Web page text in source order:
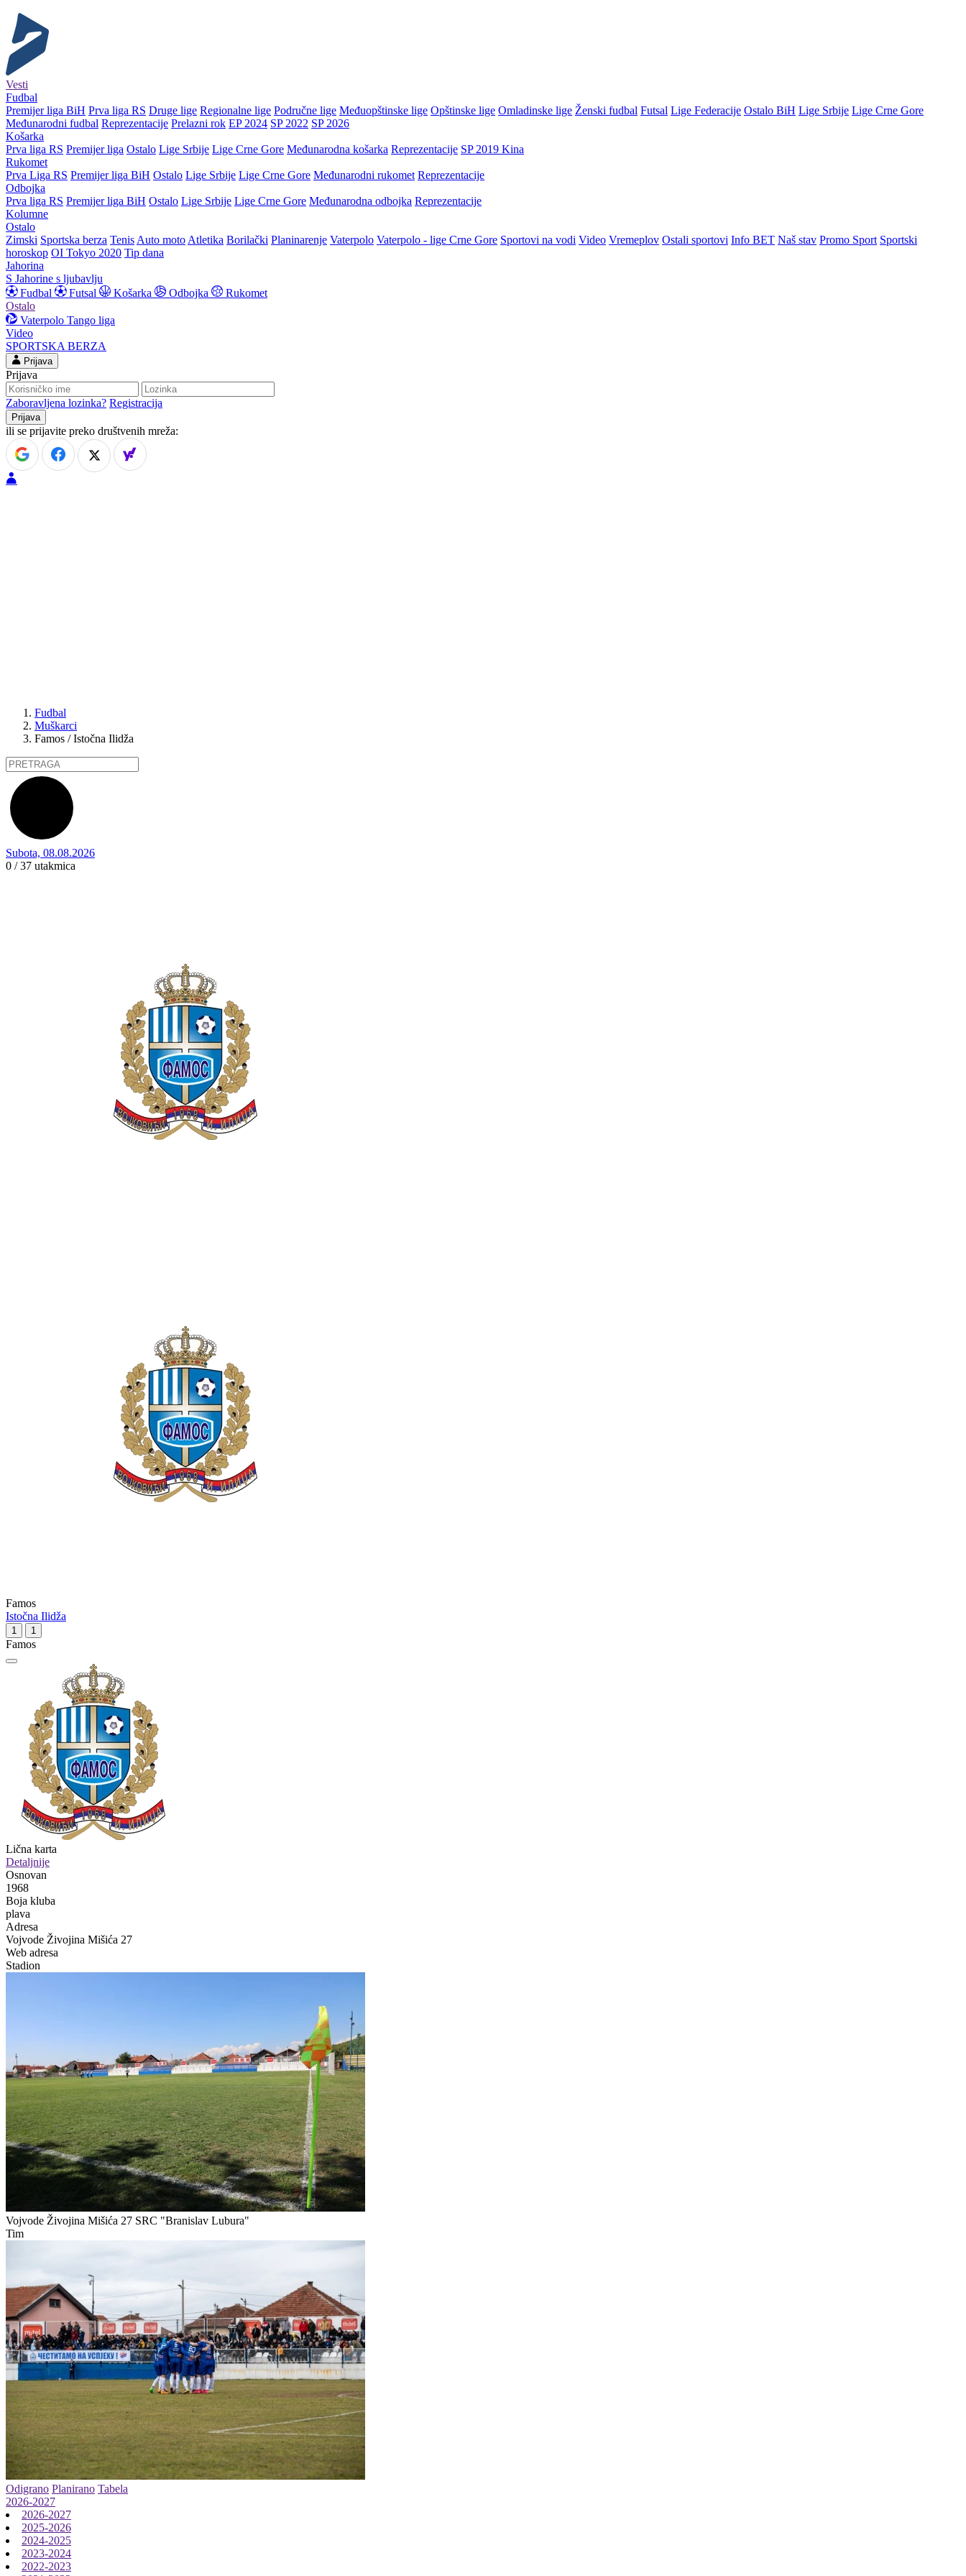
Vesti
Fudbal
Premijer liga BiH Prva liga RS Druge lige Regionalne lige Područne lige Međuopštinske lige Opštinske lige Omladinske lige Ženski fudbal Futsal Lige Federacije Ostalo BiH Lige Srbije Lige Crne Gore
Međunarodni fudbal Reprezentacije Prelazni rok EP 2024 SP 2022 SP 2026
Košarka
Prva liga RS Premijer liga Ostalo Lige Srbije Lige Crne Gore Međunarodna košarka Reprezentacije SP 2019 Kina
Rukomet
Prva Liga RS Premijer liga BiH Ostalo Lige Srbije Lige Crne Gore Međunarodni rukomet Reprezentacije
Odbojka
Prva liga RS Premijer liga BiH Ostalo Lige Srbije Lige Crne Gore Međunarodna odbojka Reprezentacije
Kolumne
Ostalo
Zimski Sportska berza Tenis Auto moto Atletika Borilački Planinarenje Vaterpolo Vaterpolo - lige Crne Gore Sportovi na vodi Video Vremeplov Ostali sportovi Info BET Naš stav Promo Sport Sportski
horoskop OI Tokyo 2020 Tip dana
Jahorina
S Jahorine s ljubavlju
Fudbal
Futsal Košarka Odbojka
Rukomet
Ostalo
Vaterpolo Tango liga
Video
SPORTSKA BERZA
Prijava
Prijava
Zaboravljena lozinka? Registracija
ili se prijavite preko društvenih mreža:
Fudbal
Muškarci
Famos / Istočna Ilidža
Subota, 08.08.2026
0 / 37 utakmica
Famos
Istočna Ilidža
1 1
Famos
Lična karta
Detaljnije
Osnovan
1968
Boja kluba
plava
Adresa
Vojvode Živojina Mišića 27
Web adresa
Stadion
Vojvode Živojina Mišića 27 SRC "Branislav Lubura"
Tim
Odigrano Planirano Tabela
2026-2027
2026-2027
2025-2026
2024-2025
2023-2024
2022-2023